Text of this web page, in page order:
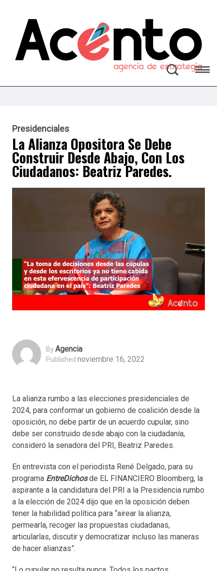
Presidenciales
La Alianza Opositora Se Debe
Construir Desde Abajo, Con Los
Ciudadanos: Beatriz Paredes.
ByAgencia
Published noviembre 16, 2022
La alianza rumbo a las elecciones presidenciales de
2024, para conformar un gobierno de coalición desde la
oposición, no debe partir de un acuerdo cupular, sino
debe ser construido desde abajo con la ciudadanía,
consideró la senadora del PRI, Beatriz Paredes.
En entrevista con el periodista René Delgado, para su
programa EntreDichosde EL FINANCIERO Bloomberg, la
aspirante a la candidatura del PRI a la Presidencia rumbo
a la elección de 2024 dijo que en la oposición deben
tener la habilidad política para “airear la alianza,
permearla, recoger las propuestas ciudadanas,
articularlas, discutir y democratizar incluso las maneras
de hacer alianzas”.